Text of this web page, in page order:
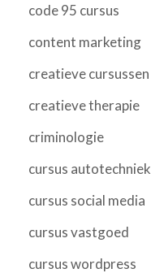
code 95 cursus
content marketing
creatieve cursussen
creatieve therapie
criminologie
cursus autotechniek
cursus social media
cursus vastgoed
cursus wordpress